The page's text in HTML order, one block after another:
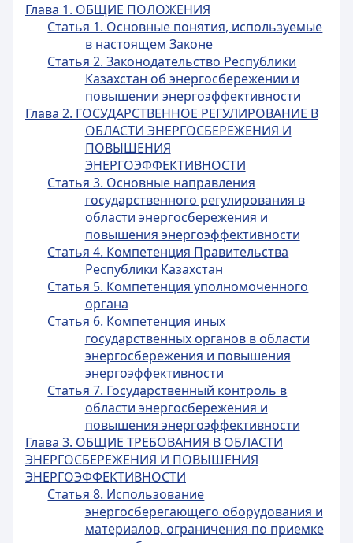
Глава 1. ОБЩИЕ ПОЛОЖЕНИЯ
Статья 1. Основные понятия, используемые
в настоящем Законе
Статья 2. Законодательство Республики
Казахстан об энергосбережении и
повышении энергоэффективности
Глава 2. ГОСУДАРСТВЕННОЕ РЕГУЛИРОВАНИЕ В
ОБЛАСТИ ЭНЕРГОСБЕРЕЖЕНИЯ И
ПОВЫШЕНИЯ
ЭНЕРГОЭФФЕКТИВНОСТИ
Статья 3. Основные направления
государственного регулирования в
области энергосбережения и
повышения энергоэффективности
Статья 4. Компетенция Правительства
Республики Казахстан
Статья 5. Компетенция уполномоченного
органа
Статья 6. Компетенция иных
государственных органов в области
энергосбережения и повышения
энергоэффективности
Статья 7. Государственный контроль в
области энергосбережения и
повышения энергоэффективности
Глава 3. ОБЩИЕ ТРЕБОВАНИЯ В ОБЛАСТИ
ЭНЕРГОСБЕРЕЖЕНИЯ И ПОВЫШЕНИЯ
ЭНЕРГОЭФФЕКТИВНОСТИ
Статья 8. Использование
энергосберегающего оборудования и
материалов, ограничения по приемке